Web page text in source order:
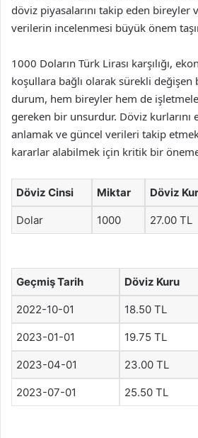
döviz piyasalarını takip eden bireyler
verilerin incelenmesi büyük önem
1000 Doların Türk Lirası karşılığı,
koşullara bağlı olarak sürekli değişen
durum, hem bireyler hem de
gereken bir unsurdur. Döviz kurlarını
anlamak ve güncel verileri takip
kararlar alabilmek için kritik bir
Döviz Cinsi Miktar Döviz
Dolar 1000 27.00 TL
Geçmiş Tarih Döviz Kuru
2022-10-01 18.50 TL
2023-01-01 19.75 TL
2023-04-01 23.00 TL
2023-07-01 25.50 TL